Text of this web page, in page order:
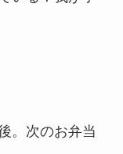
。次のお弁当